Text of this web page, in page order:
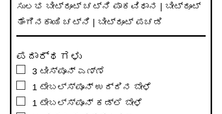
ಸುಲಭ ಬೀಟ್ರೂಟ್ ಚಟ್ನಿ ಪಾಕವಿಧಾನ | ಬೀಟ್ರೂಟ್
ತೆಂಗಿನಕಾಯಿ ಚಟ್ನಿ | ಬೀಟ್ರೂಟ್ ಪಚಡಿ
ಪದಾರ್ಥಗಳು
▢3 ಟೀಸ್ಪೂನ್ ಎಣ್ಣೆ
▢1 ಟೇಬಲ್ಸ್ಪೂನ್ ಉದ್ದಿನ ಬೇಳೆ
▢1 ಟೇಬಲ್ಸ್ಪೂನ್ ಕಡ್ಲೆ ಬೇಳೆ